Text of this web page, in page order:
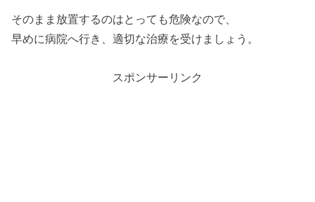
そのまま放置するのはとっても危険なので、
早めに病院へ行き、適切な治療を受けましょう。
スポンサーリンク